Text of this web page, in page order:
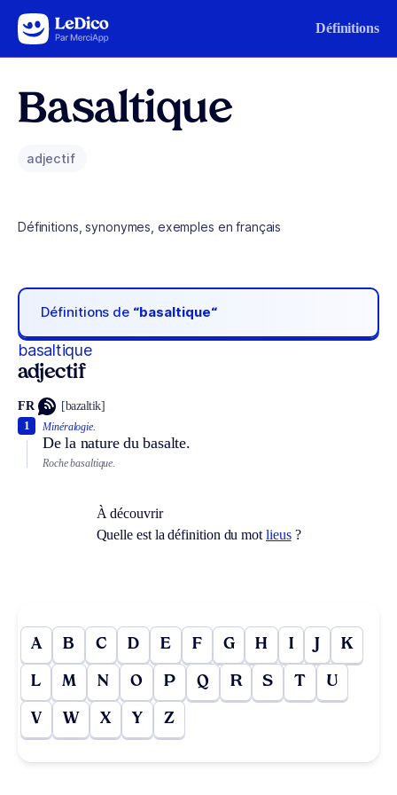
Aller au contenu Définitions
Basaltique
adjectif
Définitions, synonymes, exemples en français
Définitions de “basaltique“
basaltique
adjectif
FR [bazaltik]
Minéralogie.
De la nature du basalte.
1
Roche basaltique.
À découvrir
Quelle est la définition du mot lieus?
A B C D E F G H I J K
L M N O P Q R S T U
V W X Y Z